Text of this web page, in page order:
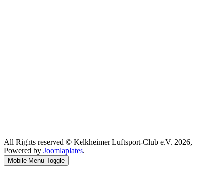
All Rights reserved © Kelkheimer Luftsport-Club e.V. 2026,
Powered by Joomlaplates.
Mobile Menu Toggle